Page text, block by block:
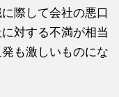
際して会社の悪口
対する不満が相当
も激しいものにな